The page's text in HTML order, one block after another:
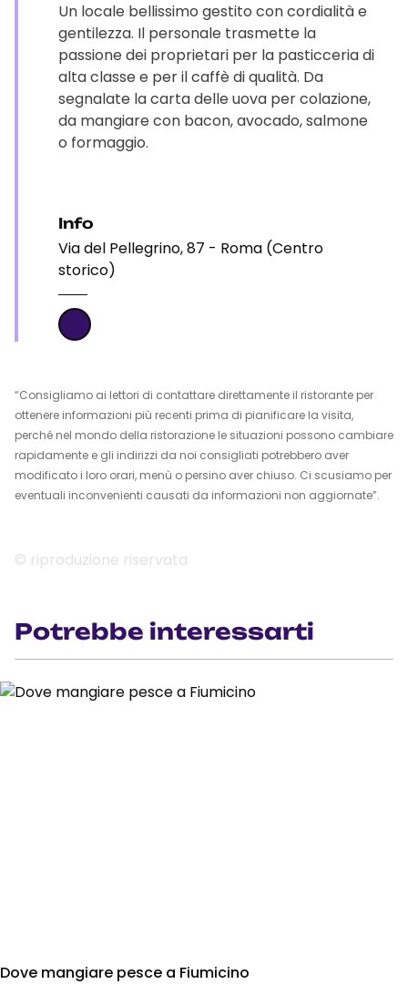
Un locale bellissimo gestito con cordialità e
gentilezza. Il personale trasmette la
passione dei proprietari per la pasticceria di
alta classe e per il caffè di qualità. Da
segnalate la carta delle uova per colazione,
da mangiare con bacon, avocado, salmone
o formaggio.
Info
Via del Pellegrino, 87 - Roma (Centro
storico)
“Consigliamo ai lettori di contattare direttamente il ristorante per
ottenere informazioni più recenti prima di pianificare la visita,
perché nel mondo della ristorazione le situazioni possono cambiare
rapidamente e gli indirizzi da noi consigliati potrebbero aver
modificato i loro orari, menù o persino aver chiuso. Ci scusiamo per
eventuali inconvenienti causati da informazioni non aggiornate”.
© riproduzione riservata
Potrebbe interessarti
Dove mangiare pesce a Fiumicino